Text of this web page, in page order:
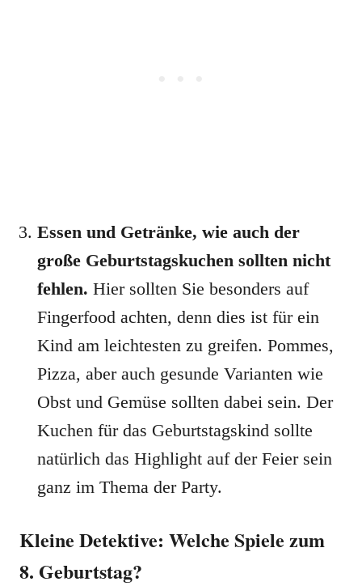
Essen und Getränke, wie auch der
große Geburtstagskuchen sollten nicht
fehlen. Hier sollten Sie besonders auf
Fingerfood achten, denn dies ist für ein
Kind am leichtesten zu greifen. Pommes,
Pizza, aber auch gesunde Varianten wie
Obst und Gemüse sollten dabei sein. Der
Kuchen für das Geburtstagskind sollte
natürlich das Highlight auf der Feier sein
ganz im Thema der Party.
Kleine Detektive: Welche Spiele zum
8. Geburtstag?